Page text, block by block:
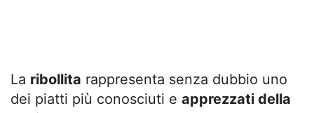
La ribollita rappresenta senza dubbio uno
dei piatti più conosciuti e apprezzati della